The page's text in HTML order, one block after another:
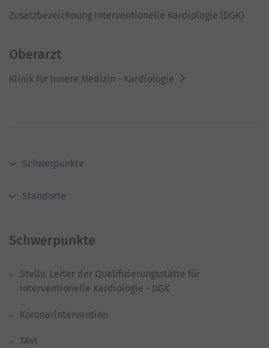
Zusatzbezeichnung Interventionelle Kardiologie (DGK)
Oberarzt
Klinik für Innere Medizin - Kardiologie
Schwerpunkte
Standorte
Schwerpunkte
Stellv. Leiter der Qualifizierungsstätte für
interventionelle Kardiologie - DGK
Koronarintervention
TAVI